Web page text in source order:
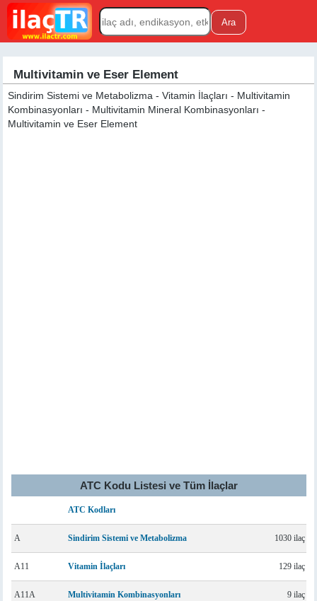
Multivitamin ve Eser Element
Sindirim Sistemi ve Metabolizma - Vitamin İlaçları - Multivitamin
Kombinasyonları - Multivitamin Mineral Kombinasyonları -
Multivitamin ve Eser Element
ATC Kodu Listesi ve Tüm İlaçlar
ATC Kodları
A Sindirim Sistemi ve Metabolizma 1030 ilaç
A11 Vitamin İlaçları 129 ilaç
A11A Multivitamin Kombinasyonları 9 ilaç